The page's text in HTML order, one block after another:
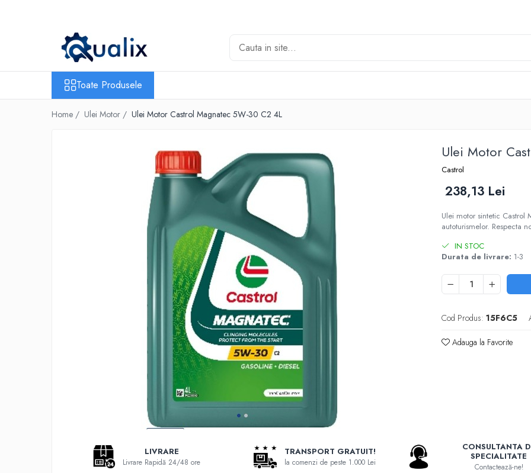
Toate Produsele
Antigel
Solutii Parbriz
Intretinere baterie si sisteme
Toate Produsele
Home / Ulei Motor / Ulei Motor Castrol Magnatec 5W-30 C2 4L
Ulei Motor
Castrol
238,13 Lei
Ulei motor sintetic
autoturismelor. Respecta
IN STOC
Durata de livrare: 1-3
Cod Produs: 15F6C5
Adauga la Favorite
LIVRARE
Livrare Rapidă 24/48 ore
TRANSPORT GRATUIT!
la comenzi de peste 1.000 Lei
CONSULTANTA
SPECIALITATE
Contactează-ne!